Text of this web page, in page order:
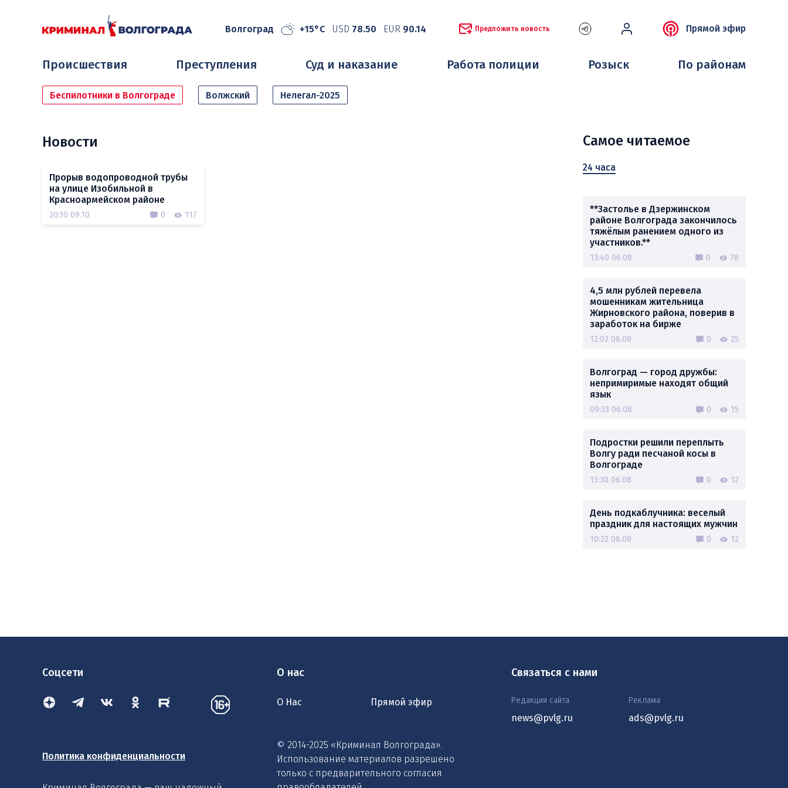
Волгоград +15°C USD 78.50 EUR 90.14 Предложить новость Прямой эфир
Происшествия Преступления Суд и наказание Работа полиции Розыск По районам
Беспилотники в Волгограде Волжский Нелегал-2025
Новости
Прорыв водопроводной трубы
на улице Изобильной в
Красноармейском районе
20:10 09.10 0 117
Самое читаемое
24 часа
**Застолье в Дзержинском
районе Волгограда закончилось
тяжёлым ранением одного из
участников.**
13:40 06.08 0 78
4,5 млн рублей перевела
мошенникам жительница
Жирновского района, поверив в
заработок на бирже
12:02 06.08 0 25
Волгоград — город дружбы:
непримиримые находят общий
язык
09:33 06.08 0 15
Подростки решили переплыть
Волгу ради песчаной косы в
Волгограде
13:30 06.08 0 12
День подкаблучника: веселый
праздник для настоящих мужчин
10:22 06.08 0 12
Соцсети
Политика конфиденциальности
О нас
О Нас Прямой эфир
© 2014-2025 «Криминал Волгограда».
Использование материалов разрешено
только с предварительного согласия
Связаться с нами
Редакция сайта
news@pvlg.ru
Реклама
ads@pvlg.ru